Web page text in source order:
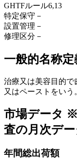
GHTFルール6,13
特定保守 －
設置管理 －
修理区分 －
一般的名称定
治療又は美容目的で
又はペーストをいう
市場データ ※
査の月次デ
年間総出荷額